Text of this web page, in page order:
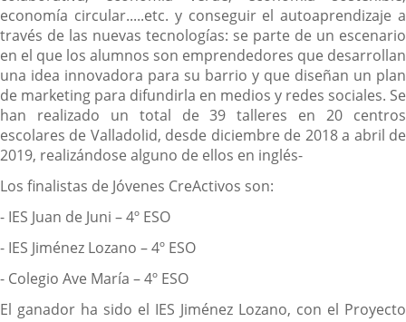
economía circular.....etc. y conseguir el autoaprendizaje a
través de las nuevas tecnologías: se parte de un escenario
en el que los alumnos son emprendedores que desarrollan
una idea innovadora para su barrio y que diseñan un plan
de marketing para difundirla en medios y redes sociales. Se
han realizado un total de 39 talleres en 20 centros
escolares de Valladolid, desde diciembre de 2018 a abril de
2019, realizándose alguno de ellos en inglés-
Los finalistas de Jóvenes CreActivos son:
- IES Juan de Juni – 4º ESO
- IES Jiménez Lozano – 4º ESO
- Colegio Ave María – 4º ESO
El ganador ha sido el IES Jiménez Lozano, con el Proyecto